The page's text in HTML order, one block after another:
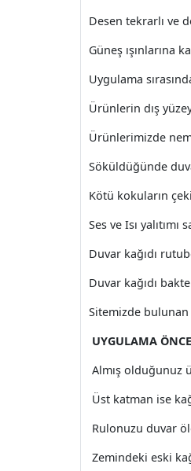
Desen tekrarlı ve
Güneş ışınlarına
Uygulama
Ürünlerin dış
Ürünlerimizde
Söküldüğünde
Kötü kokuların
Ses ve Isı yalıtımı
Duvar kağıdı
Duvar kağıdı
Sitemizde bulunan
UYGULAMA
Almış olduğunuz
Üst katman ise
Rulonuzu duvar
Zemindeki eski